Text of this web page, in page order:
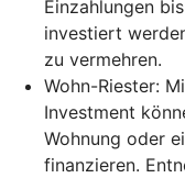
Einzahlungen
investiert
zu vermehren.
Wohn-Riester:
Investment
Wohnung oder
finanzieren.